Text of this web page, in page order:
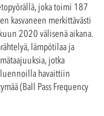
joka toimi 187
kasvaneen merkittävästi
2020 välisenä aikana.
lämpötilaa ja
jotka
havaittiin
(Ball Pass Frequency